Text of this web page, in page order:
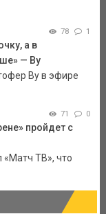
78 1
а в
— Ву
Ву в эфире
71 0
пройдет с
«Матч ТВ», что